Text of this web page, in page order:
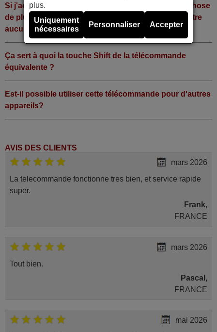
Si j'achète la télécommande, dois-je faire quelque chose
de plus ou fonctionne-t-elle directement sans y mettre
aucun code?
Ça sert à quoi la touche Shift de la télécommande
équivalente ?
Est-il possible utiliser cette télécommande pour d'autres
appareils?
AVIS DES CLIENTS
mars 2026
La telecommande fonctionne tres bien, et service rapide
super.
Frank,
FRANCE
mars 2026
Tout bien.
Pascal,
FRANCE
mai 2026
plus.
Uniquement
nécessaires
Personnaliser Accepter